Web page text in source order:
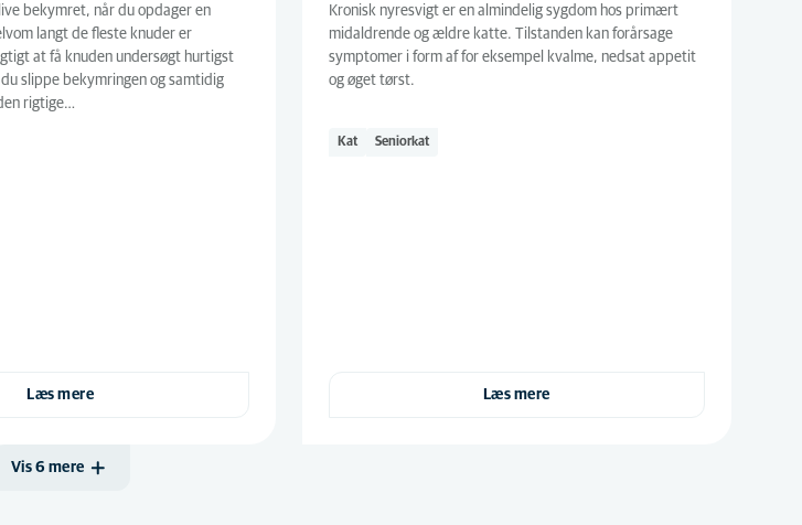
bekymret, når du opdager en
langt de fleste knuder er
at få knuden undersøgt hurtigst
slippe bekymringen og samtidig
rigtige…
Læs mere
Kronisk nyresvigt er en almindelig sygdom hos primært
midaldrende og ældre katte. Tilstanden kan forårsage
symptomer i form af for eksempel kvalme, nedsat appetit
og øget tørst.
Kat Seniorkat
Læs mere
Vis 6 mere